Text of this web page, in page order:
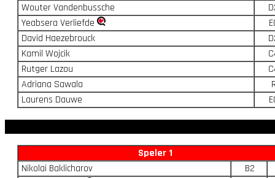
Wouter Vandenbussche
Yeabsera Verliefde
David Haezebrouck
Kamil Wojcik
Rutger Lazou
Adriana Sawala
Laurens Dauwe
Speler 1
Nikolai Baklicharov
B2